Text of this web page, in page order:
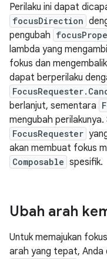
Perilaku ini dapat
focusDirection
pengubah
lambda yang
fokus dan
dapat berperilaku
berlanjut, sementara
mengubah
FocusRequester
akan membuat fokus
Composable spesifik.
Ubah arah
Untuk memajukan
arah yang tepat,